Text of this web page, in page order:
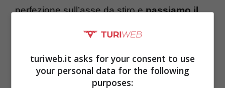
perfezione sull’asse da stiro epassiamo il
ferro caldo in maniera uniforme
modo da allargare i jeans. Insistiamo di più
nelle zone dove sono più aderenti.
turiweb.it asks for your consent to use
your personal data for the following
purposes: